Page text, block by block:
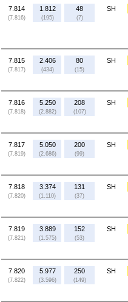
7.814
(7.816)
1.812
(195)
48
(7)
SH
7.815
(7.817)
2.406
(434)
80
(15)
SH
7.816
(7.818)
5.250
(2.882)
208
(107)
SH
7.817
(7.819)
5.050
(2.686)
200
(99)
SH
7.818
(7.820)
3.374
(1.110)
131
(37)
SH
7.819
(7.821)
3.889
(1.575)
152
(53)
SH
7.820
(7.822)
5.977
(3.596)
250
(149)
SH